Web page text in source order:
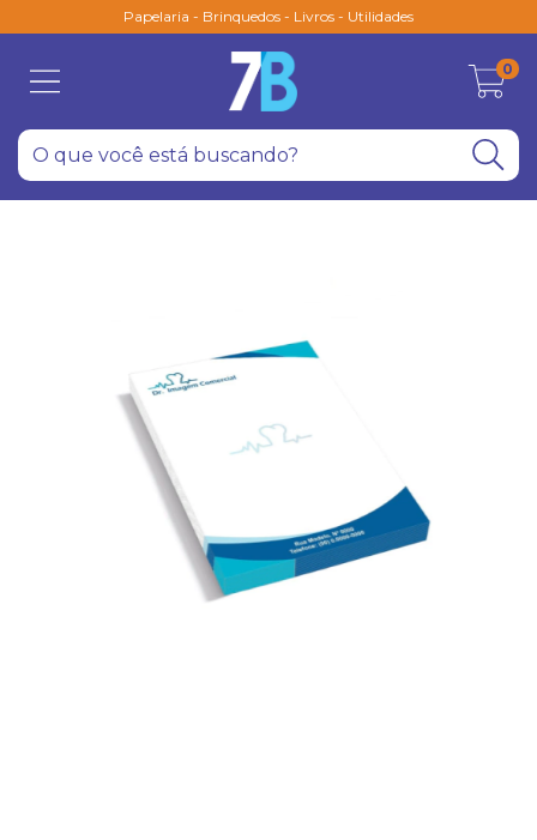
Papelaria - Brinquedos - Livros - Utilidades
0